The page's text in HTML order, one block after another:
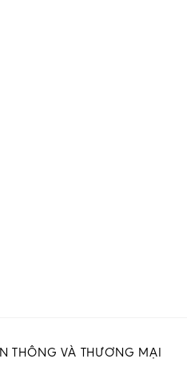
THÔNG VÀ THƯƠNG MẠI